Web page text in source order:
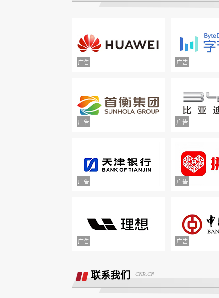
面谈的时候说的只要有比他低的就退意
金，然后一直不给退
携程旅游APP非因消费者原因主票已退
退款
联系我们 CNR.CN